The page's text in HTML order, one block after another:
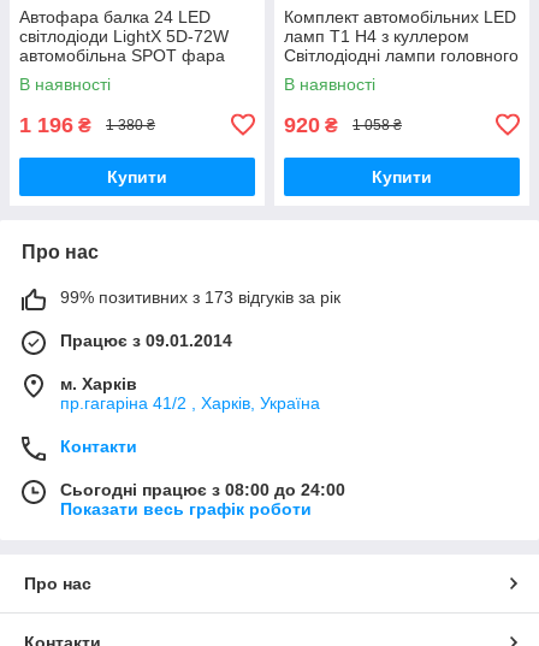
Автофара балка 24 LED
світлодіоди LightX 5D-72W
автомобільна SPOT фара
Чорна
В наявності
1 196 ₴ 1 380 ₴
Купити
Комплект автомобільних LED
ламп T1 H4 з куллером
Світлодіодні лампи головного
світло фар 50W
В наявності
920 ₴ 1 058 ₴
Купити
Про нас
99% позитивних з 173 відгуків за рік
Працює з 09.01.2014
м. Харків
пр.гагаріна 41/2 , Харків, Україна
Контакти
Сьогодні працює з 08:00 до 24:00
Показати весь графік роботи
Про нас